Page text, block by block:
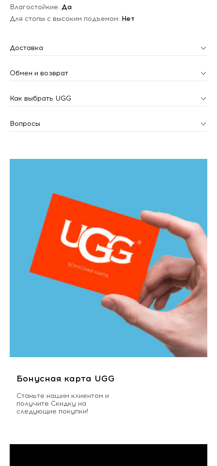
Влагостойкие: Да
Для стопы с высоким подъемом: Нет
Доставка
Обмен и возврат
Как выбрать UGG
Вопросы
Бонусная карта UGG
Станьте нашим клиентом и
получите Скидку на
следующие покупки!